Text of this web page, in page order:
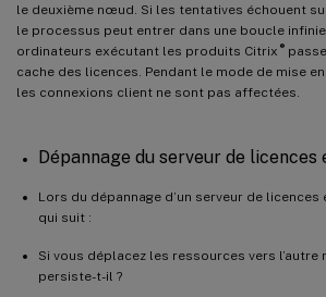
le deuxième nœud. Si les tentatives échouent
le processus peut entrer dans une boucle
ordinateurs exécutant les produits Citrix ®
cache des licences. Pendant le mode de mise
les connexions client ne sont pas affectées.
Dépannage du serveur de licences
Lors du dépannage d’un serveur de licences
qui suit :
Si vous déplacez les ressources vers
persiste-t-il ?